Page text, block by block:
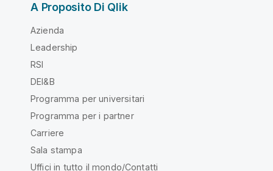
A Proposito Di Qlik
Azienda
Leadership
RSI
DEI&B
Programma per universitari
Programma per i partner
Carriere
Sala stampa
Uffici in tutto il mondo/Contatti